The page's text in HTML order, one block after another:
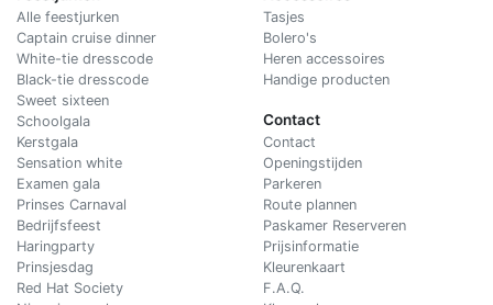
Alle feestjurken
Captain cruise dinner
White-tie dresscode
Black-tie dresscode
Sweet sixteen
Schoolgala
Kerstgala
Sensation white
Examen gala
Prinses Carnaval
Bedrijfsfeest
Haringparty
Prinsjesdag
Red Hat Society
Tasjes
Bolero's
Heren accessoires
Handige producten
Contact
Contact
Openingstijden
Parkeren
Route plannen
Paskamer Reserveren
Prijsinformatie
Kleurenkaart
F.A.Q.